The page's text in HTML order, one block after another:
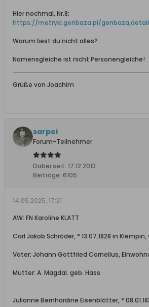
Hier nochmal, Nr.8:
https://metryki.genbaza.pl/
Warum liest du nicht alles?
Namensgleiche ist nicht Personengleiche!
Grüße von Joachim
sarpei
Forum-Teilnehmer
Dabei seit: 17.12.2013
Beiträge: 6105
14.05.2025, 17:21
AW: FN Karoline KLATT
Carl Jakob Schröder, * 13.07.1828 in Klempin,
Vater: Johann Gottfried Cornelius,
Mutter: A. Magdal. geb. Hass
Julianne Bernhardine Eisenblätter, *